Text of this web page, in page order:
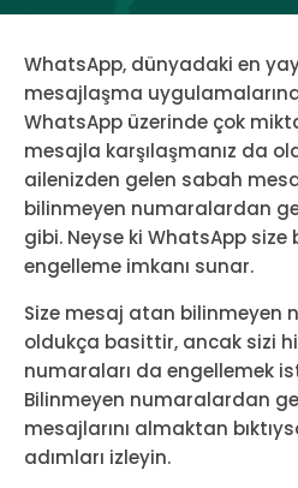
WhatsApp, dünyadaki en
mesajlaşma
WhatsApp üzerinde çok
mesajla karşılaşmanız da
ailenizden gelen sabah
bilinmeyen numaralardan
gibi. Neyse ki WhatsApp
engelleme imkanı sunar.
Size mesaj atan bilinmeyen
oldukça basittir, ancak sizi
numaraları da engellemek
Bilinmeyen numaralardan
mesajlarını almaktan
adımları izleyin.